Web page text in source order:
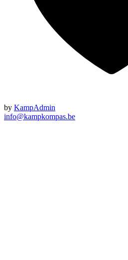
by KampAdmin
info@kampkompas.be